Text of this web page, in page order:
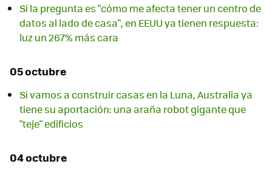
Si la pregunta es "cómo me afecta tener un centro de
datos al lado de casa", en EEUU ya tienen respuesta:
luz un 267% más cara
05 octubre
Si vamos a construir casas en la Luna, Australia ya
tiene su aportación: una araña robot gigante que
"teje" edificios
04 octubre